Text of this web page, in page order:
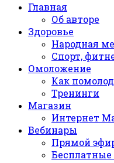
Главная
Об авторе
Здоровье
Народная
Спорт,
Омоложение
Как
Тренинги
Магазин
Интернет
Вебинары
Прямой